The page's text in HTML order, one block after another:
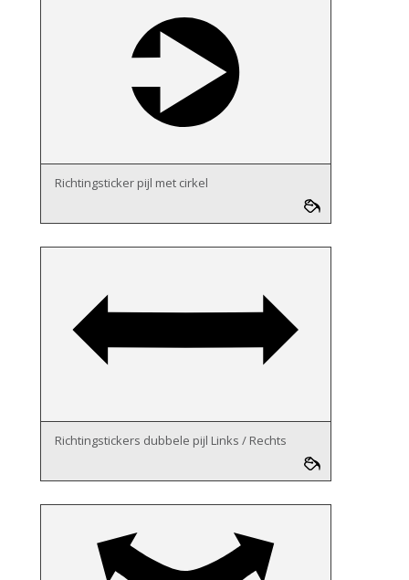
Richtingsticker pijl met cirkel
Richtingstickers dubbele pijl Links / Rechts